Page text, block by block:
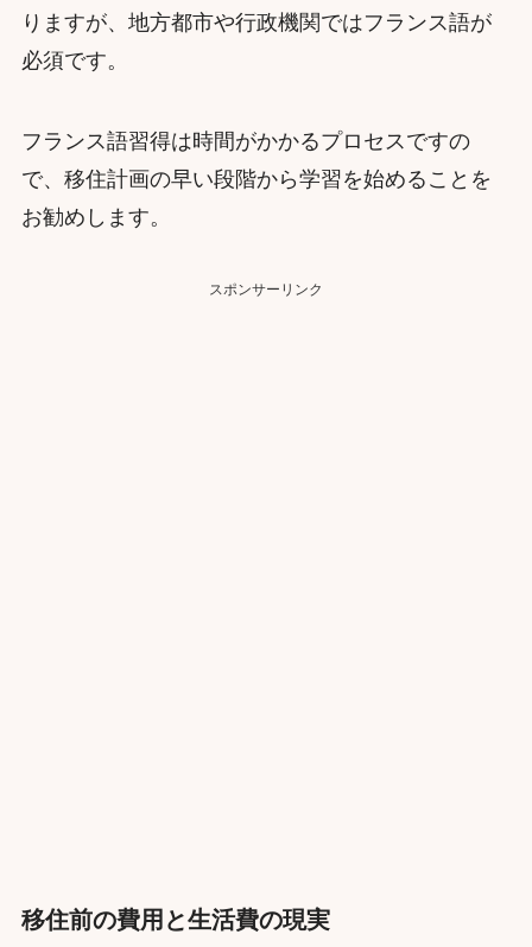
りますが、地方都市や行政機関ではフランス語が
必須です。
フランス語習得は時間がかかるプロセスですの
で、移住計画の早い段階から学習を始めることを
お勧めします。
スポンサーリンク
移住前の費用と生活費の現実